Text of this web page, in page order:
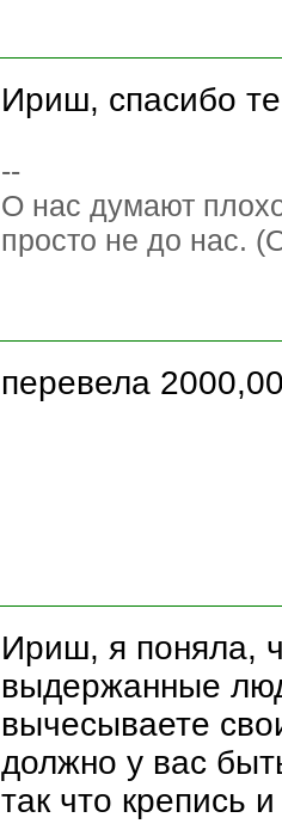
Ириш, спасибо
--
О нас думают
просто не до нас.
перевела
Ириш, я поняла,
выдержанные
вычесываете
должно у вас
так что крепись